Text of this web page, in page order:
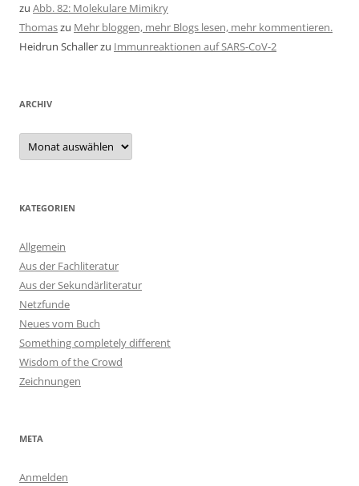
zu Abb. 82: Molekulare Mimikry
Thomaszu Mehr bloggen, mehr Blogs lesen, mehr kommentieren.
Heidrun Schallerzu Immunreaktionen auf SARS-CoV-2
ARCHIV
Archiv
KATEGORIEN
Allgemein
Aus der Fachliteratur
Aus der Sekundärliteratur
Netzfunde
Neues vom Buch
Something completely different
Wisdom of the Crowd
Zeichnungen
META
Anmelden